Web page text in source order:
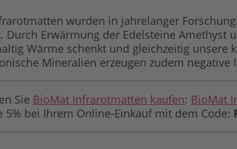
wurden in jahrelanger
Durch Erwärmung der Edelsteine
Wärme schenkt und gleichzeitig unsere
Mineralien erzeugen zudem
Sie BioMat Infrarotmatten kaufen: BioMat
5% bei Ihrem Online-Einkauf mit dem Code: